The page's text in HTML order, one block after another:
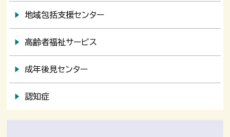
地域包括支援センター
高齢者福祉サービス
成年後見センター
認知症